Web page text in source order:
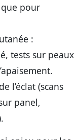
pour
:
tests sur peaux
l’éclat (scans
panel,